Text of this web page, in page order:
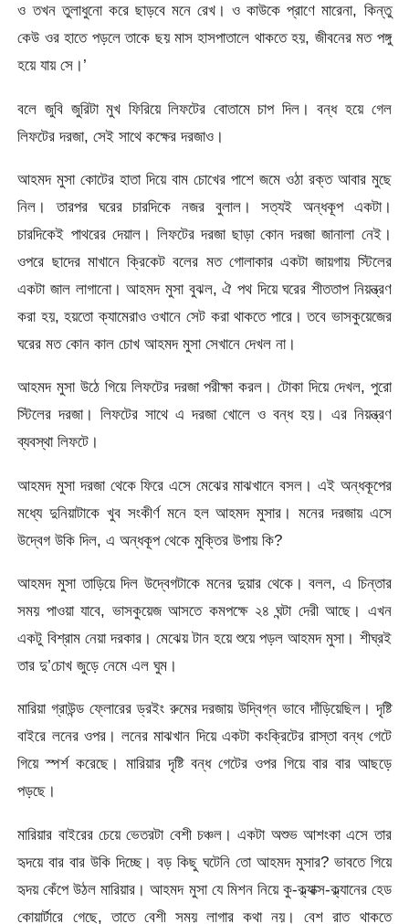
ও তখন তুলাধুনো করে ছাড়বে মনে রেখ। ও কাউকে প্রাণে মারেনা, কিন্তু
কেউ ওর হাতে পড়লে তাকে ছয় মাস হাসপাতালে থাকতে হয়, জীবনের মত পঙ্গু
হয়ে যায় সে।’
বলে জুবি জুরিটা মুখ ফিরিয়ে লিফটের বোতামে চাপ দিল। বন্ধ হয়ে গেল
লিফটের দরজা, সেই সাথে কক্ষের দরজাও।
আহমদ মুসা কোটের হাতা দিয়ে বাম চোখের পাশে জমে ওঠা রক্ত আবার মুছে
নিল। তারপর ঘরের চারদিকে নজর বুলাল। সত্যই অন্ধকূপ একটা।
চারদিকেই পাথরের দেয়াল। লিফটের দরজা ছাড়া কোন দরজা জানালা নেই।
ওপরে ছাদের মাখানে ক্রিকেট বলের মত গোলাকার একটা জায়গায় স্টিলের
একটা জাল লাগানো। আহমদ মুসা বুঝল, ঐ পথ দিয়ে ঘরের শীততাপ নিয়ন্ত্রণ
করা হয়, হয়তো ক্যামেরাও ওখানে সেট করা থাকতে পারে। তবে ভাসকুয়েজের
ঘরের মত কোন কাল চোখ আহমদ মুসা সেখানে দেখল না।
আহমদ মুসা উঠে গিয়ে লিফটের দরজা পরীক্ষা করল। টোকা দিয়ে দেখল, পুরো
স্টিলের দরজা। লিফটের সাথে এ দরজা খোলে ও বন্ধ হয়। এর নিয়ন্ত্রণ
ব্যবস্থা লিফটে।
আহমদ মুসা দরজা থেকে ফিরে এসে মেঝের মাঝখানে বসল। এই অন্ধকূপের
মধ্যে দুনিয়াটাকে খুব সংকীর্ণ মনে হল আহমদ মুসার। মনের দরজায় এসে
উদ্বেগ উকি দিল, এ অন্ধকূপ থেকে মুক্তির উপায় কি?
আহমদ মুসা তাড়িয়ে দিল উদ্বেগটাকে মনের দুয়ার থেকে। বলল, এ চিন্তার
সময় পাওয়া যাবে, ভাসকুয়েজ আসতে কমপক্ষে ২৪ ঘন্টা দেরী আছে। এখন
একটু বিশ্রাম নেয়া দরকার। মেঝেয় টান হয়ে শুয়ে পড়ল আহমদ মুসা। শীঘ্রই
তার দু’চোখ জুড়ে নেমে এল ঘুম।
মারিয়া গ্রাউন্ড ফ্লোরের ড্রইং রুমের দরজায় উদ্বিগ্ন ভাবে দাঁড়িয়েছিল। দৃষ্টি
বাইরে লনের ওপর। লনের মাঝখান দিয়ে একটা কংক্রিটের রাস্তা বন্ধ গেটে
গিয়ে স্পর্শ করেছে। মারিয়ার দৃষ্টি বন্ধ গেটের ওপর গিয়ে বার বার আছড়ে
পড়ছে।
মারিয়ার বাইরের চেয়ে ভেতরটা বেশী চঞ্চল। একটা অশুভ আশংকা এসে তার
হৃদয়ে বার বার উকি দিচ্ছে। বড় কিছু ঘটেনি তো আহমদ মুসার? ভাবতে গিয়ে
হৃদয় কেঁপে উঠল মারিয়ার। আহমদ মুসা যে মিশন নিয়ে কু-ক্ল্যাক্স-ক্ল্যানের হেড
কোয়ার্টারে গেছে, তাতে বেশী সময় লাগার কথা নয়। বেশ রাত থাকতে